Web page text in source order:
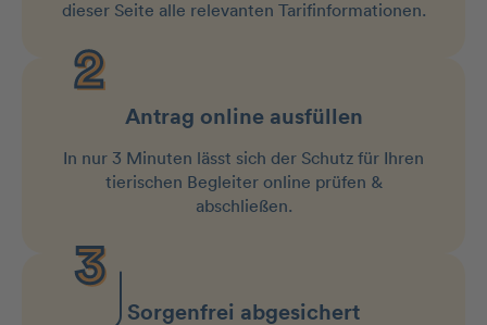
dieser Seite alle relevanten Tarifinformationen.
Antrag online ausfüllen
In nur 3 Minuten lässt sich der Schutz für Ihren
tierischen Begleiter online prüfen &
abschließen.
Sorgenfrei abgesichert